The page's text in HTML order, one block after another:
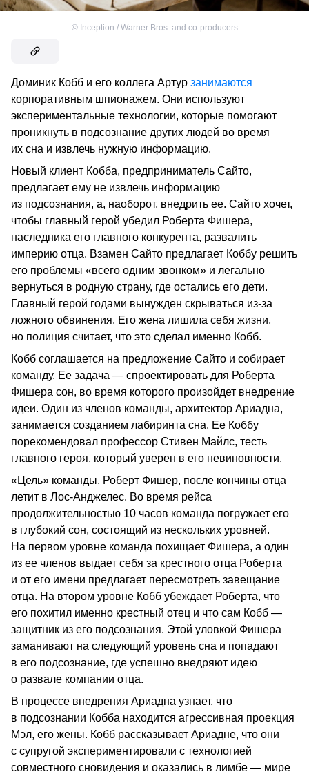
© Inception / Warner Bros. and co-producers
Доминик Кобб и его коллега Артур занимаются
корпоративным шпионажем. Они используют
экспериментальные технологии, которые помогают
проникнуть в подсознание других людей во время
их сна и извлечь нужную информацию.
Новый клиент Кобба, предприниматель Сайто,
предлагает ему не извлечь информацию
из подсознания, а, наоборот, внедрить ее. Сайто хочет,
чтобы главный герой убедил Роберта Фишера,
наследника его главного конкурента, развалить
империю отца. Взамен Сайто предлагает Коббу решить
его проблемы «всего одним звонком» и легально
вернуться в родную страну, где остались его дети.
Главный герой годами вынужден скрываться из-за
ложного обвинения. Его жена лишила себя жизни,
но полиция считает, что это сделал именно Кобб.
Кобб соглашается на предложение Сайто и собирает
команду. Ее задача — спроектировать для Роберта
Фишера сон, во время которого произойдет внедрение
идеи. Один из членов команды, архитектор Ариадна,
занимается созданием лабиринта сна. Ее Коббу
порекомендовал профессор Стивен Майлс, тесть
главного героя, который уверен в его невиновности.
«Цель» команды, Роберт Фишер, после кончины отца
летит в Лос-Анджелес. Во время рейса
продолжительностью 10 часов команда погружает его
в глубокий сон, состоящий из нескольких уровней.
На первом уровне команда похищает Фишера, а один
из ее членов выдает себя за крестного отца Роберта
и от его имени предлагает пересмотреть завещание
отца. На втором уровне Кобб убеждает Роберта, что
его похитил именно крестный отец и что сам Кобб —
защитник из его подсознания. Этой уловкой Фишера
заманивают на следующий уровень сна и попадают
в его подсознание, где успешно внедряют идею
о развале компании отца.
В процессе внедрения Ариадна узнает, что
в подсознании Кобба находится агрессивная проекция
Мэл, его жены. Кобб рассказывает Ариадне, что они
с супругой экспериментировали с технологией
совместного сновидения и оказались в лимбе — мире